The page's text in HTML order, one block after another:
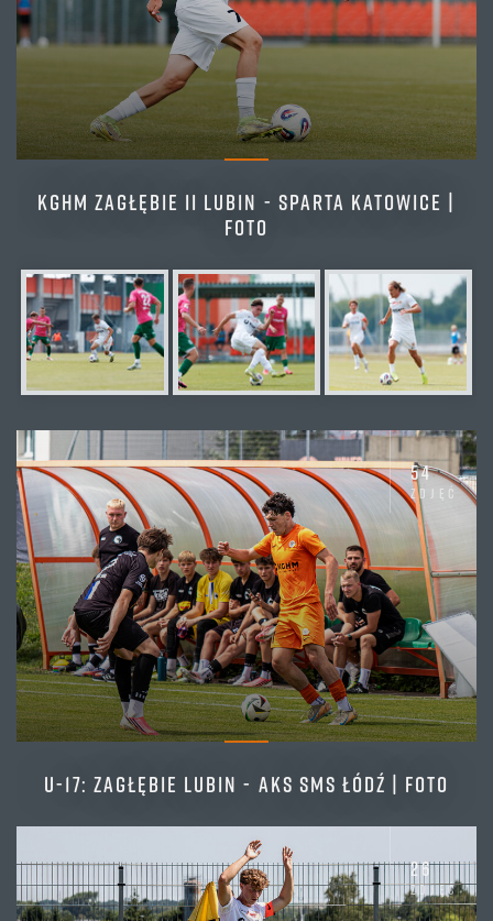
KGHM ZAGŁĘBIE II LUBIN - SPARTA KATOWICE |
FOTO
54
zdjęć
U-17: ZAGŁĘBIE LUBIN - AKS SMS ŁÓDŹ | FOTO
26
zdjęć